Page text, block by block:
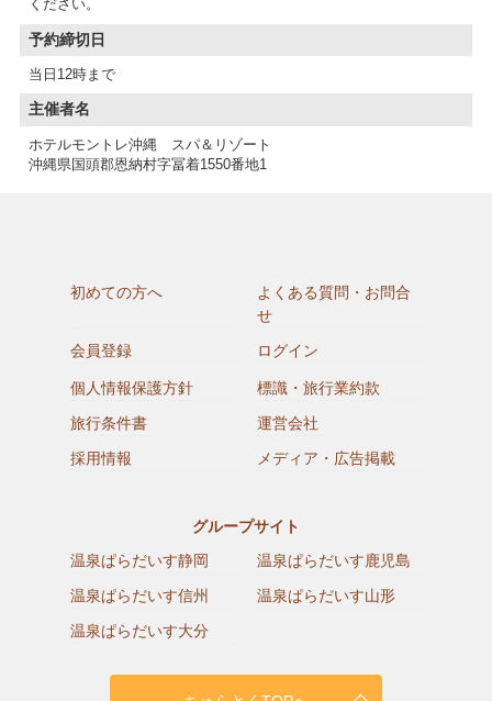
予約締切日
当日12時まで
主催者名
ホテルモントレ沖縄 スパ＆リゾート
沖縄県国頭郡恩納村字冨着1550番地1
初めての方へ
よくある質問・お問合
せ
会員登録
ログイン
個人情報保護方針
標識・旅行業約款
旅行条件書
運営会社
採用情報
メディア・広告掲載
グループサイト
温泉ぱらだいす静岡
温泉ぱらだいす鹿児島
温泉ぱらだいす信州
温泉ぱらだいす山形
温泉ぱらだいす大分